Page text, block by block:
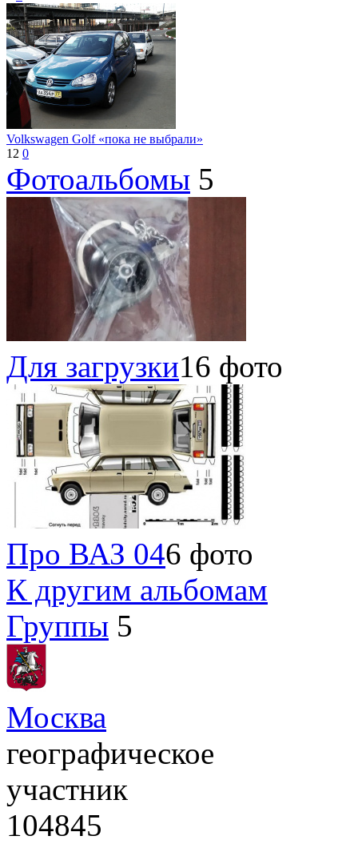
Volkswagen Golf «пока не выбрали»
12 0
Фотоальбомы 5
Для загрузки16 фото
Про ВАЗ 046 фото
К другим альбомам
Группы 5
Москва
географическое
участник
104845